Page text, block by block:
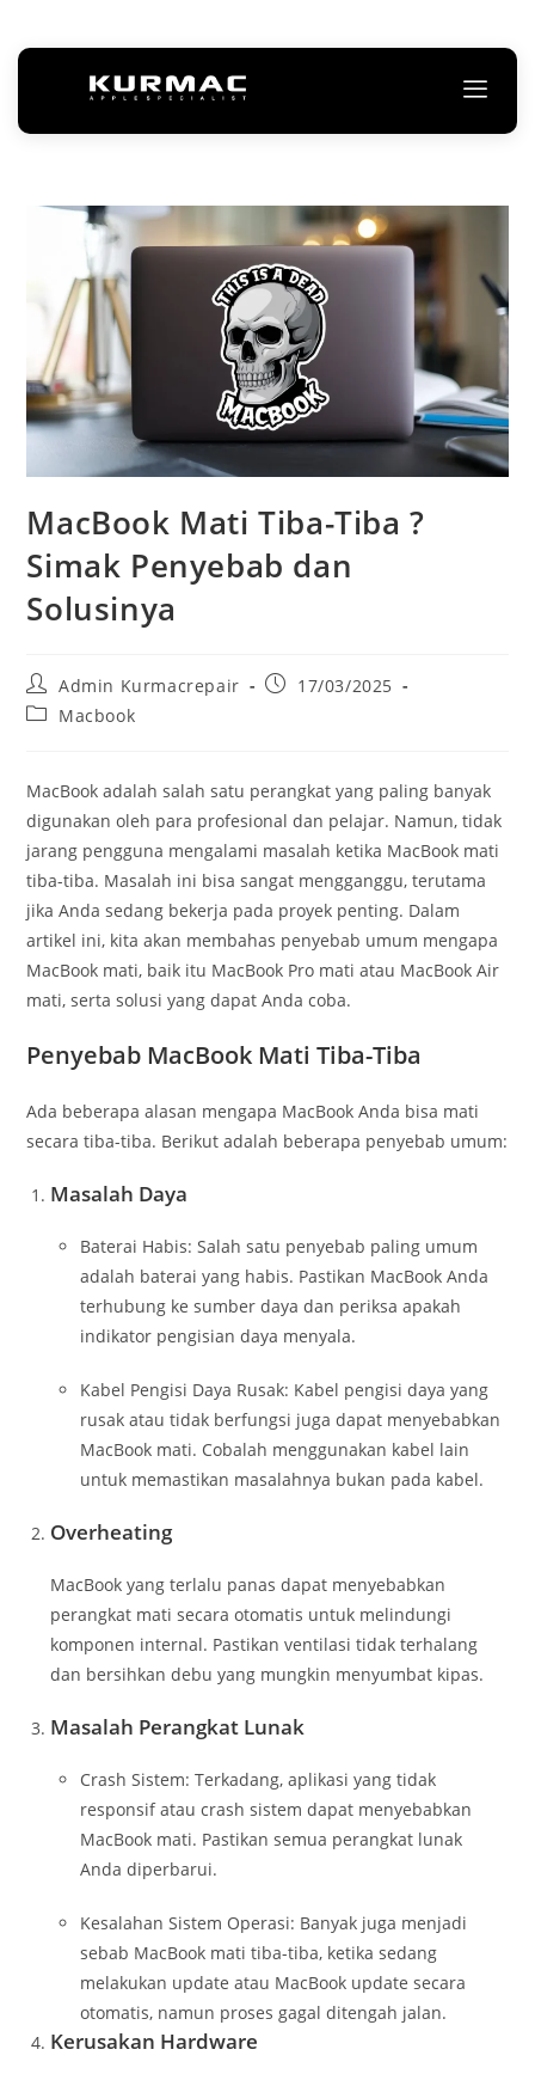
MacBook Mati Tiba-Tiba ?
Simak Penyebab dan
Solusinya
Admin Kurmacrepair
17/03/2025
Macbook
MacBook adalah salah satu perangkat yang paling banyak
digunakan oleh para profesional dan pelajar. Namun, tidak
jarang pengguna mengalami masalah ketika MacBook mati
tiba-tiba. Masalah ini bisa sangat mengganggu, terutama
jika Anda sedang bekerja pada proyek penting. Dalam
artikel ini, kita akan membahas penyebab umum mengapa
MacBook mati, baik itu MacBook Pro mati atau MacBook Air
mati, serta solusi yang dapat Anda coba.
Penyebab MacBook Mati Tiba-Tiba
Ada beberapa alasan mengapa MacBook Anda bisa mati
secara tiba-tiba. Berikut adalah beberapa penyebab umum:
Masalah Daya
Baterai Habis: Salah satu penyebab paling umum
adalah baterai yang habis. Pastikan MacBook Anda
terhubung ke sumber daya dan periksa apakah
indikator pengisian daya menyala.
Kabel Pengisi Daya Rusak: Kabel pengisi daya yang
rusak atau tidak berfungsi juga dapat menyebabkan
MacBook mati. Cobalah menggunakan kabel lain
untuk memastikan masalahnya bukan pada kabel.
Overheating
MacBook yang terlalu panas dapat menyebabkan
perangkat mati secara otomatis untuk melindungi
komponen internal. Pastikan ventilasi tidak terhalang
dan bersihkan debu yang mungkin menyumbat kipas.
Masalah Perangkat Lunak
Crash Sistem: Terkadang, aplikasi yang tidak
responsif atau crash sistem dapat menyebabkan
MacBook mati. Pastikan semua perangkat lunak
Anda diperbarui.
Kesalahan Sistem Operasi: Banyak juga menjadi
sebab MacBook mati tiba-tiba, ketika sedang
melakukan update atau MacBook update secara
otomatis, namun proses gagal ditengah jalan.
Kerusakan Hardware